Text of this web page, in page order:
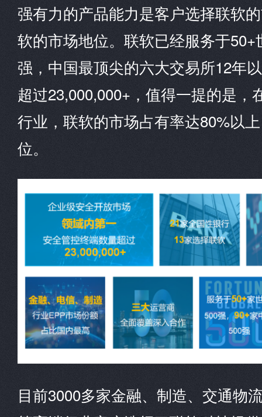
强有力的产品能力是客户选择联软
软的市场地位。联软已经服务于
强，中国最顶尖的六大交易所12年
超过23,000,000+，值得一提的是，
行业，联软的市场占有率达80%以
位。
目前3000多家金融、制造、交通物